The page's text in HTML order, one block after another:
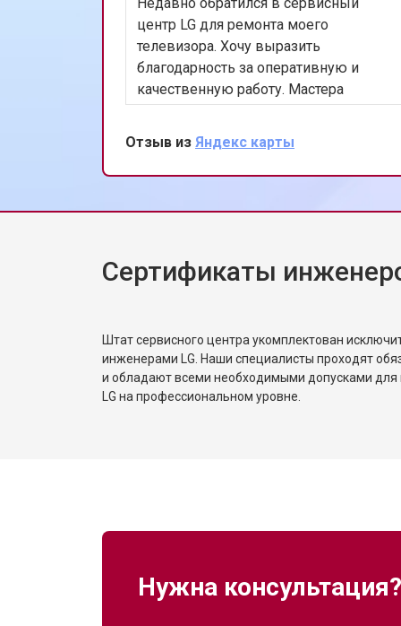
Замена матрицы ноутбука LG
Замена Wi-Fi ноутбука LG
Ремонт цепи питания
Замена USB порта
Замена звуковой карты
Замена микрофона
Ремонт петель ноутбука LG
центр LG для ремонта моего
телевизора. Хочу выразить
благодарность за оперативную и
качественную работу. Мастера
профессионально устранили
проблему, и теперь мой телевизор
работает безупречно. Особенно
порадовало, что ремонт был
вашу работу!
Отзыв из Яндекс карты
Сертификаты
Штат сервисного центра укомплектован
инженерами LG. Наши специалисты проходят
и обладают всеми необходимыми допусками для
LG на профессиональном уровне.
Нужна консультация?